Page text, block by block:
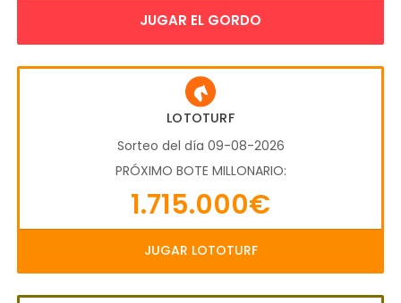
JUGAR EL GORDO
LOTOTURF
Sorteo del día 09-08-2026
PRÓXIMO BOTE MILLONARIO:
1.715.000€
JUGAR LOTOTURF